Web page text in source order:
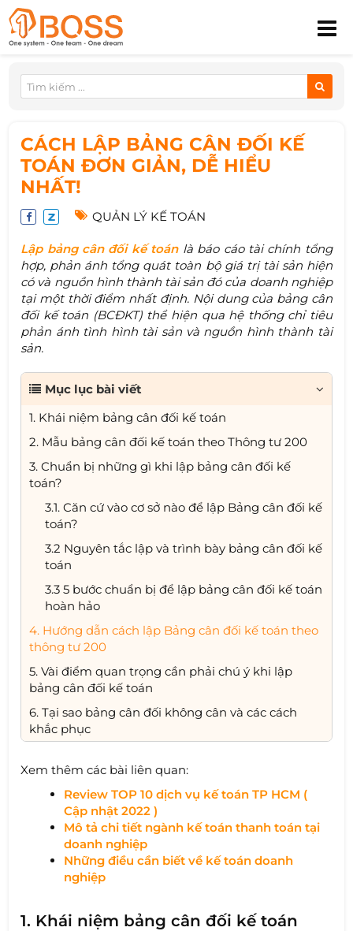
CÁCH LẬP BẢNG CÂN ĐỐI KẾ
TOÁN ĐƠN GIẢN, DỄ HIỂU
NHẤT!
QUẢN LÝ KẾ TOÁN
Lập bảng cân đối kế toán là báo cáo tài chính tổng
hợp, phản ánh tổng quát toàn bộ giá trị tài sản hiện
có và nguồn hình thành tài sản đó của doanh nghiệp
tại một thời điểm nhất định. Nội dung của bảng cân
đối kế toán (BCĐKT) thể hiện qua hệ thống chỉ tiêu
phản ánh tình hình tài sản và nguồn hình thành tài
sản.
Mục lục bài viết
1. Khái niệm bảng cân đối kế toán
2. Mẫu bảng cân đối kế toán theo Thông tư 200
3. Chuẩn bị những gì khi lập bảng cân đối kế
toán?
3.1. Căn cứ vào cơ sở nào để lập Bảng cân đối kế
toán?
3.2 Nguyên tắc lập và trình bày bảng cân đối kế
toán
3.3 5 bước chuẩn bị để lập bảng cân đối kế toán
hoàn hảo
4. Hướng dẫn cách lập Bảng cân đối kế toán theo
thông tư 200
5. Vài điểm quan trọng cần phải chú ý khi lập
bảng cân đối kế toán
6. Tại sao bảng cân đối không cân và các cách
khắc phục
Xem thêm các bài liên quan:
Review TOP 10 dịch vụ kế toán TP HCM (
Cập nhật 2022 )
Mô tả chi tiết ngành kế toán thanh toán tại
doanh nghiệp
Những điều cần biết về kế toán doanh
nghiệp
1. Khái niệm bảng cân đối kế toán